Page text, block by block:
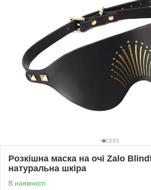
Розкішна маска на очі Zalo
натуральна шкіра
В наявності